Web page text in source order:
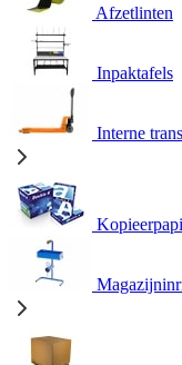
Afzetlinten
Inpaktafels
Interne